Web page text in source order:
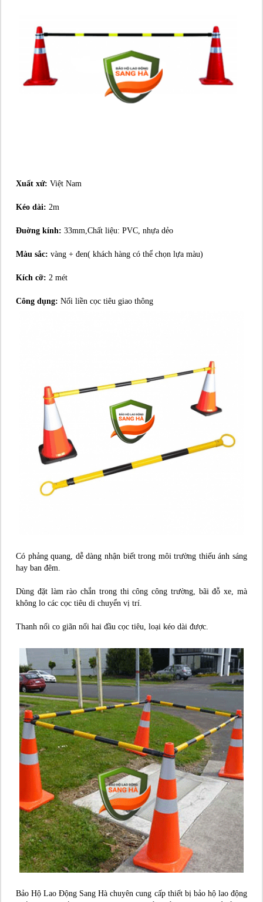
Xuất xứ: Việt Nam
Kéo dài: 2m
Đuờng kính: 33mm,Chất liệu: PVC, nhựa dẻo
Màu sắc: vàng + đen( khách hàng có thể chọn lựa màu)
Kích cỡ: 2 mét
Công dụng: Nối liền cọc tiêu giao thông
Có phảng quang, dễ dàng nhận biết trong môi trường thiếu ánh sáng
hay ban đêm.
Dùng đặt làm rào chắn trong thi công công trường, bãi đỗ xe, mà
không lo các cọc tiêu di chuyển vị trí.
Thanh nối co giãn nối hai đầu cọc tiêu, loại kéo dài được.
Bảo Hộ Lao Động Sang Hà chuyên cung cấp thiết bị bảo hộ lao động